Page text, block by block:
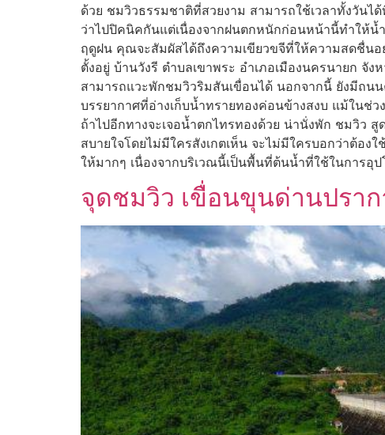
ด้วย ชมวิวธรรมชาติที่สวยงาม สามารถใช้เวลาทั้งวันไ
ว่าไปปิคนิคกันแต่เนื่องจากฝนตกหนักก่อนหน้านี้ทำให้น้
ฤดูฝน คุณจะสัมผัสได้ถึงความเขียวขจีที่ให้ความสดชื่น
ตั้งอยู่ บ้านวังรี ตำบลเขาพระ อำเภอเมืองนครนายก จั
สามารถแวะพักชมวิวริมสันเขื่อนได้ นอกจากนี้ ยังมีถน
บรรยากาศที่อ่างเก็บน้ำทรายทองค่อนข้างสงบ แม้ใน
ถ้าไปอีกทางจะเจอน้ำตกไทรทองด้วย น่านั่งพัก ชมวิว
สบายใจโดยไม่มีใครสังเกตเห็น จะไม่มีใครบอกว่าต้อ
ให้มากๆ เนื่องจากบริเวณนี้เป็นพื้นที่ต้นน้ำที่ใช้ในการ
จุดชมวิว เขื่อนขุนด่านปรา